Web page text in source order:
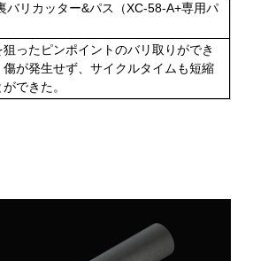
バリカッター&パス（XC-58-A+専用パ
狙ったピンポイントのバリ取りができ
傷が発生せず、サイクルタイムも短縮
できた。